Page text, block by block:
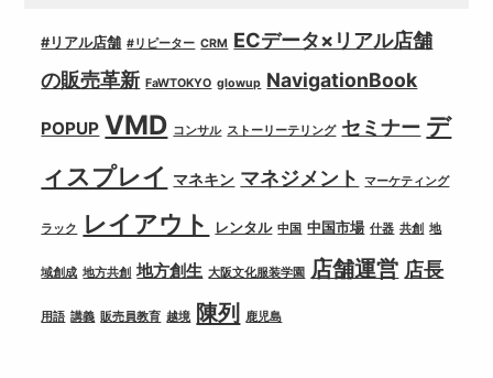
#リアル店舗 #リピーター CRM ECデータ×リアル店舗
の販売革新 FaWTOKYO glowup NavigationBook
POPUP VMD コンサル ストーリーテリング セミナー デ
ィスプレイ マネキン マネジメント マーケティング
ラック レイアウト レンタル 中国 中国市場 什器 共創 地
域創成 地方共創 地方創生 大阪文化服装学園 店舗運営 店長
用語 講義 販売員教育 越境 陳列 鹿児島